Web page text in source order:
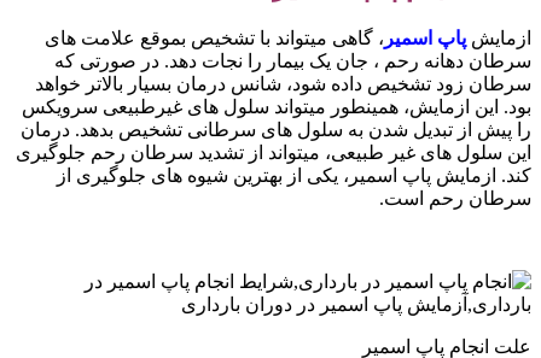
ازمایش پاپ اسمیر ، گاهی میتواند با تشخیص بموقع علامت های
سرطان دهانه رحم ، جان یک بیمار را نجات دهد. در صورتی که
سرطان زود تشخیص داده شود، شانس درمان بسیار بالاتر خواهد
بود. این ازمایش، همینطور میتواند سلول های غیرطبیعی سرویکس
را پیش از تبدیل شدن به سلول های سرطانی تشخیص بدهد. درمان
این سلول های غیر طبیعی، میتواند از تشدید سرطان رحم جلوگیری
کند. ازمایش پاپ اسمیر، یکی از بهترین شیوه های جلوگیری از
سرطان رحم است.
علت انجام پاپ اسمیر